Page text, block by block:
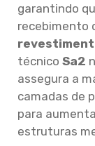
garantindo
recebimento
técnico Sa2
assegura a
camadas de
para
estruturas